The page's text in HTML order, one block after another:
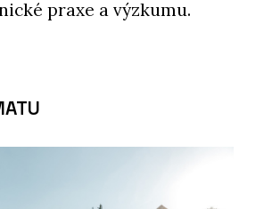
praxe a výzkumu.